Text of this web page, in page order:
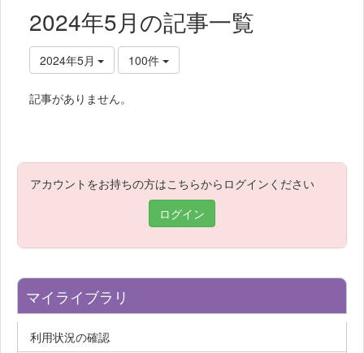
2024年5月の記事一覧
2024年5月 100件
記事がありません。
アカウントをお持ちの方はこちらからログインください
ログイン
マイライブラリ
利用状況の確認